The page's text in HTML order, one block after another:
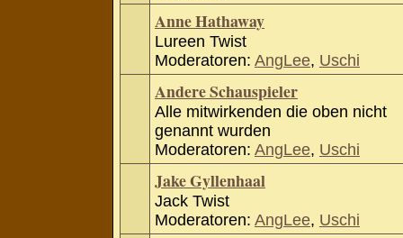
Anne Hathaway
Lureen Twist
Moderatoren: AngLee, Uschi
Andere Schauspieler
Alle mitwirkenden die oben nicht
genannt wurden
Moderatoren: AngLee, Uschi
Jake Gyllenhaal
Jack Twist
Moderatoren: AngLee, Uschi